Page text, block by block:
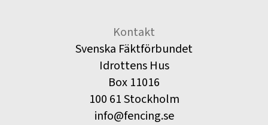
Kontakt
Svenska Fäktförbundet
Idrottens Hus
Box 11016
100 61 Stockholm
info@fencing.se